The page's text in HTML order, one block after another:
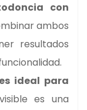
con
ambos
resultados
ideal para
es una